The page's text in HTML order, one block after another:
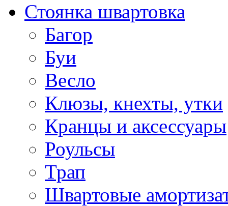
Стоянка швартовка
Багор
Буи
Весло
Клюзы, кнехты, утки
Кранцы и аксессуары
Роульсы
Трап
Швартовые